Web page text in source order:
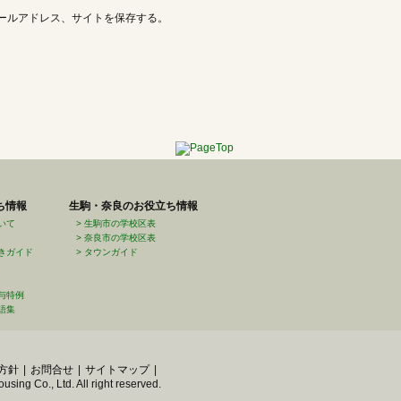
アドレス、サイトを保存する。
情報
て
ガイド
特例
集
生駒・奈良のお役立ち情報
生駒市の学校区表
奈良市の学校区表
タウンガイド
針 お問合せ
サイトマップ
Co., Ltd. All right reserved.